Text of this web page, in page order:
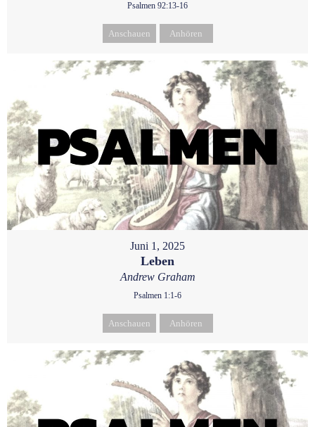
Psalmen 92:13-16
Anschauen Anhören
Juni 1, 2025
Leben
Andrew Graham
Psalmen 1:1-6
Anschauen Anhören